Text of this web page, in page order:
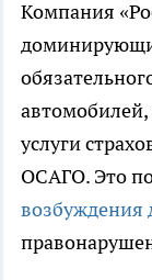
Компания
услуги
ОСАГО. Это
возбуждения